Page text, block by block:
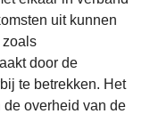
uit kunnen
zoals
door de
te betrekken. Het
overheid van de